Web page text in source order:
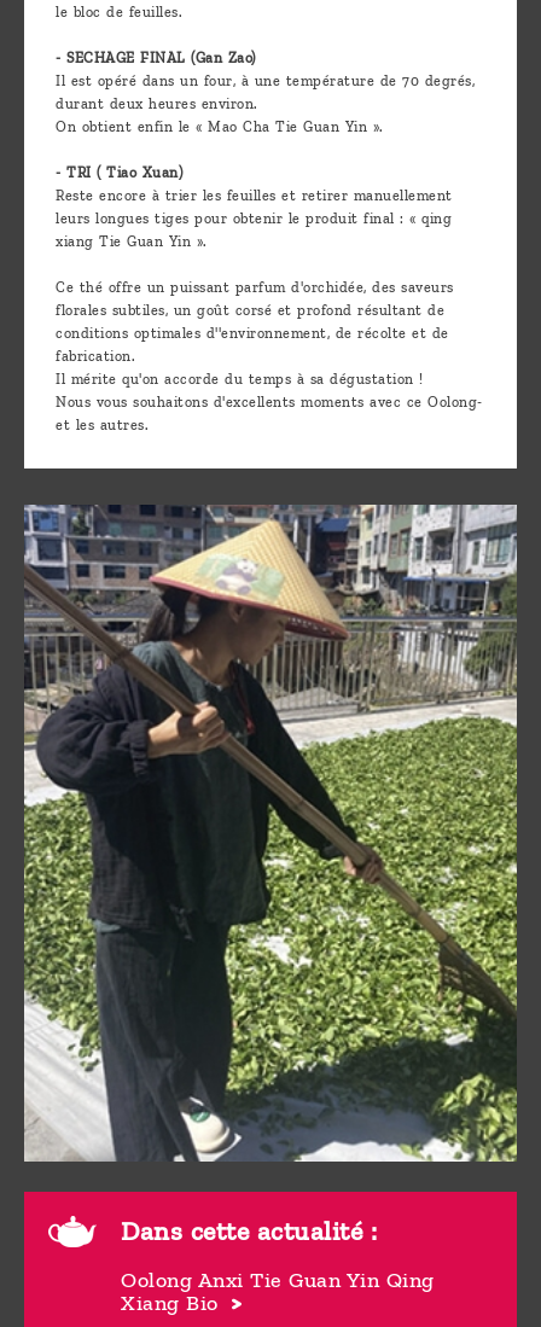
Dans cette actualité :
Oolong Anxi Tie Guan Yin Qing
Xiang Bio
le bloc de feuilles.
- SECHAGE FINAL (Gan Zao)
Il est opéré dans un four, à une température de 70 degrés,
durant deux heures environ.
On obtient enfin le « Mao Cha Tie Guan Yin ».
- TRI ( Tiao Xuan)
Reste encore à trier les feuilles et retirer manuellement
leurs longues tiges pour obtenir le produit final : « qing
xiang Tie Guan Yin ».
Ce thé offre un puissant parfum d'orchidée, des saveurs
florales subtiles, un goût corsé et profond résultant de
conditions optimales d''environnement, de récolte et de
fabrication.
Il mérite qu'on accorde du temps à sa dégustation !
Nous vous souhaitons d'excellents moments avec ce Oolong-
et les autres.